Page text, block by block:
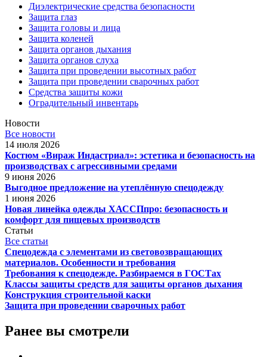
Диэлектрические средства безопасности
Защита глаз
Защита головы и лица
Защита коленей
Защита органов дыхания
Защита органов слуха
Защита при проведении высотных работ
Защита при проведении сварочных работ
Средства защиты кожи
Оградительный инвентарь
Новости
Все новости
14 июля 2026
Костюм «Вираж Индастриал»: эстетика и безопасность на
производствах с агрессивными средами
9 июня 2026
Выгодное предложение на утеплённую спецодежду
1 июня 2026
Новая линейка одежды ХАССПпро: безопасность и
комфорт для пищевых производств
Статьи
Все статьи
Спецодежда с элементами из световозвращающих
материалов. Особенности и требования
Требования к спецодежде. Разбираемся в ГОСТах
Классы защиты средств для защиты органов дыхания
Конструкция строительной каски
Защита при проведении сварочных работ
Ранее вы смотрели